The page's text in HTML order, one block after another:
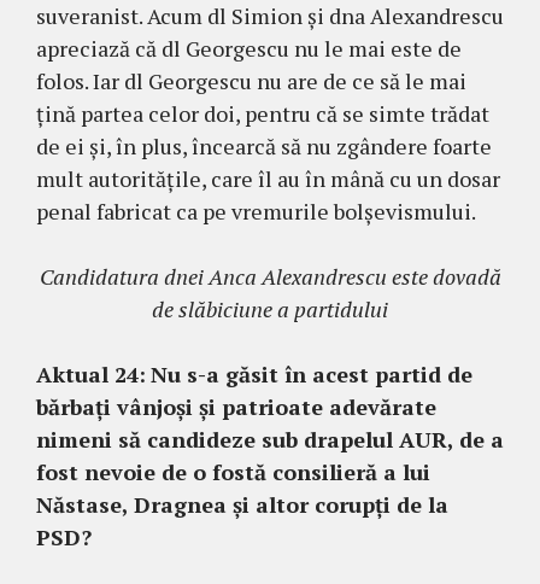
suveranist. Acum dl Simion și dna Alexandrescu
apreciază că dl Georgescu nu le mai este de
folos. Iar dl Georgescu nu are de ce să le mai
țină partea celor doi, pentru că se simte trădat
de ei și, în plus, încearcă să nu zgândere foarte
mult autoritățile, care îl au în mână cu un dosar
penal fabricat ca pe vremurile bolșevismului.
Candidatura dnei Anca Alexandrescu este dovadă
de slăbiciune a partidului
Aktual 24: Nu s-a găsit în acest partid de
bărbați vânjoși și patrioate adevărate
nimeni să candideze sub drapelul AUR, de a
fost nevoie de o fostă consilieră a lui
Năstase, Dragnea și altor corupți de la
PSD?